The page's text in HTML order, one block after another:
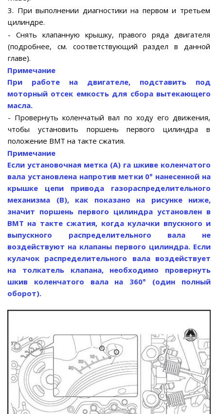
3. При выполнении диагностики на первом и третьем
цилиндре.
- Снять клапанную крышку, правого ряда двигателя
(подробнее, см. соответствующий раздел в данной
главе).
Примечание
При работе на двигателе, подставить под
моторный отсек емкость для сбора вытекающего
масла.
- Провернуть коленчатый вал по ходу его движения,
чтобы установить поршень первого цилиндра в
положение ВМТ на такте сжатия.
Примечание
Если установочная метка (А) га шкиве коленчатого
вала установлена напротив метки 0° нанесенной на
крышке цепи привода газораспределительного
механизма (В), как показано на рисунке ниже,
значит поршень первого цилиндра установлен в
ВМТ на такте сжатия, когда кулачки впускного и
выпускного распределительного вала не
воздействуют на клапаны первого цилиндра. Если
кулачок распределительного вала воздействует
на толкатель клапана, необходимо провернуть
шкив коленчатого вала на 360° (один полный
оборот).